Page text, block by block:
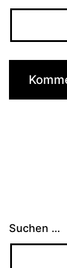
Suchen …